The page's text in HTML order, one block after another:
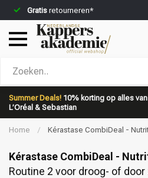
Gratis retourneren*
Summer Deals! 10% korting op alles
L’Oréal & Sebastian
Welke categorie ben jij naar
Home /
Kérastase CombiDeal -
Kérastase CombiDeal -
Routine 2 voor droog- of